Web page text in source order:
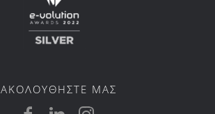
ΑΚΟΛΟΥΘΗΣΤΕ ΜΑΣ